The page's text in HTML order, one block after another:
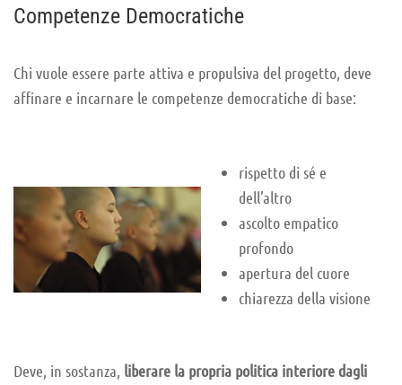
Competenze Democratiche
Chi vuole essere parte attiva e propulsiva del progetto, deve
affinare e incarnare le competenze democratiche di base:
rispetto di sé e
dell’altro
ascolto empatico
profondo
apertura del cuore
chiarezza della visione
Deve, in sostanza, liberare la propria politica interiore dagli